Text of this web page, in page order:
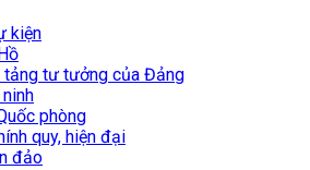
kiện
tảng tư tưởng của Đảng
phòng
quy, hiện đại
đảo